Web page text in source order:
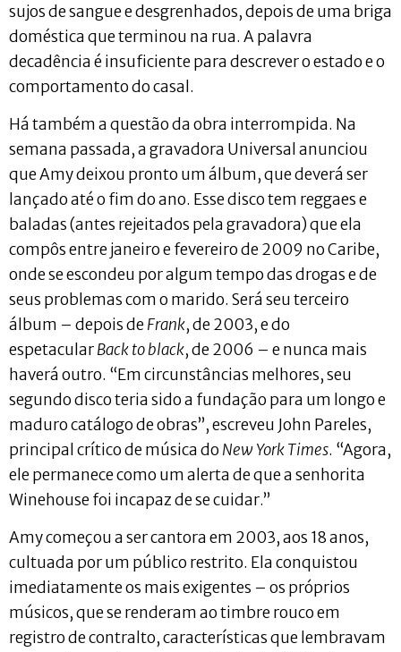
sujos de sangue e desgrenhados, depois de uma briga
doméstica que terminou na rua. A palavra
decadência é insuficiente para descrever o estado e o
comportamento do casal.
Há também a questão da obra interrompida. Na
semana passada, a gravadora Universal anunciou
que Amy deixou pronto um álbum, que deverá ser
lançado até o fim do ano. Esse disco tem reggaes e
baladas (antes rejeitados pela gravadora) que ela
compôs entre janeiro e fevereiro de 2009 no Caribe,
onde se escondeu por algum tempo das drogas e de
seus problemas com o marido. Será seu terceiro
álbum – depois deFrank, de 2003, e do
espetacularBack to black, de 2006 – e nunca mais
haverá outro. “Em circunstâncias melhores, seu
segundo disco teria sido a fundação para um longo e
maduro catálogo de obras”, escreveu John Pareles,
principal crítico de música do New York Times. “Agora,
ele permanece como um alerta de que a senhorita
Winehouse foi incapaz de se cuidar.”
Amy começou a ser cantora em 2003, aos 18 anos,
cultuada por um público restrito. Ela conquistou
imediatamente os mais exigentes – os próprios
músicos, que se renderam ao timbre rouco em
registro de contralto, características que lembravam